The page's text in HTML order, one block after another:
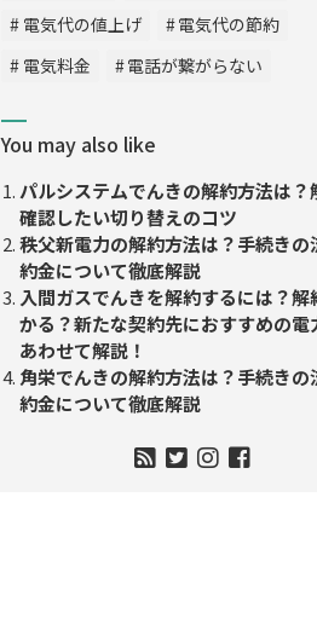
電気代の値上げ
電気代の節約
電気料金
電話が繋がらない
You may also like
パルシステムでんきの解約方法は？
確認したい切り替えのコツ
秩父新電力の解約方法は？手続きの
約金について徹底解説
入間ガスでんきを解約するには？解
かる？新たな契約先におすすめの電
あわせて解説！
角栄でんきの解約方法は？手続きの
約金について徹底解説